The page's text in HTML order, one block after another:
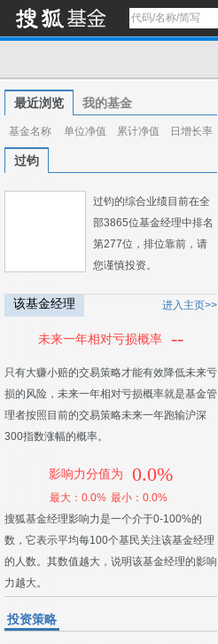
最近浏览 我的基金
基金名称 单位净值 累计净值 日增长率
过钧
过钧的综合业绩目前在全
部3865位基金经理中排名
第277位，排位靠前，请
您谨慎投资。
该基金经理 进入主页>>
未来一年相对亏损概率 --
只有大赚小赔的交易策略才能有效降低未来亏
损的风险，未来一年相对亏损概率就是基金管
理者按照目前的交易策略未来一年跑输沪深
300指数涨幅的概率。
影响力分值为 0.0%
最大：0.0% 最小：0.0%
搜狐基金经理影响力是一个介于0-100%的
数，它表示平均每100个基民关注该基金经理
的人数。其数值越大，说明该基金经理的影响
力越大。
投资策略